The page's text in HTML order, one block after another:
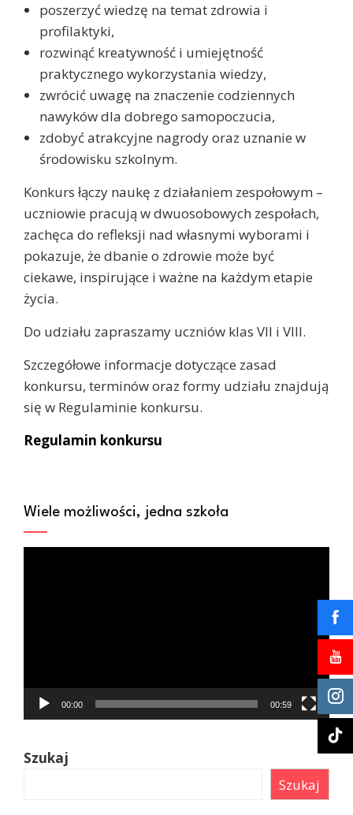
poszerzyć wiedzę na temat zdrowia i
profilaktyki,
rozwinąć kreatywność i umiejętność
praktycznego wykorzystania wiedzy,
zwrócić uwagę na znaczenie codziennych
nawyków dla dobrego samopoczucia,
zdobyć atrakcyjne nagrody oraz uznanie w
środowisku szkolnym.
Konkurs łączy naukę z działaniem zespołowym –
uczniowie pracują w dwuosobowych zespołach,
zachęca do refleksji nad własnymi wyborami i
pokazuje, że dbanie o zdrowie może być
ciekawe, inspirujące i ważne na każdym etapie
życia.
Do udziału zapraszamy uczniów klas VII i VIII.
Szczegółowe informacje dotyczące zasad
konkursu, terminów oraz formy udziału znajdują
się w Regulaminie konkursu.
Regulamin konkursu
Wiele możliwości, jedna szkoła
00:00 00:59
Szukaj
Szukaj